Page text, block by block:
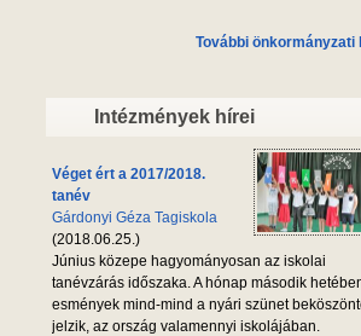
További önkormányzati
Intézmények hírei
Véget ért a 2017/2018.
tanév
Gárdonyi Géza Tagiskola
(2018.06.25.)
Június közepe hagyományosan az iskolai
tanévzárás időszaka. A hónap második
esmények mind-mind a nyári szünet
jelzik, az ország valamennyi iskolájában.